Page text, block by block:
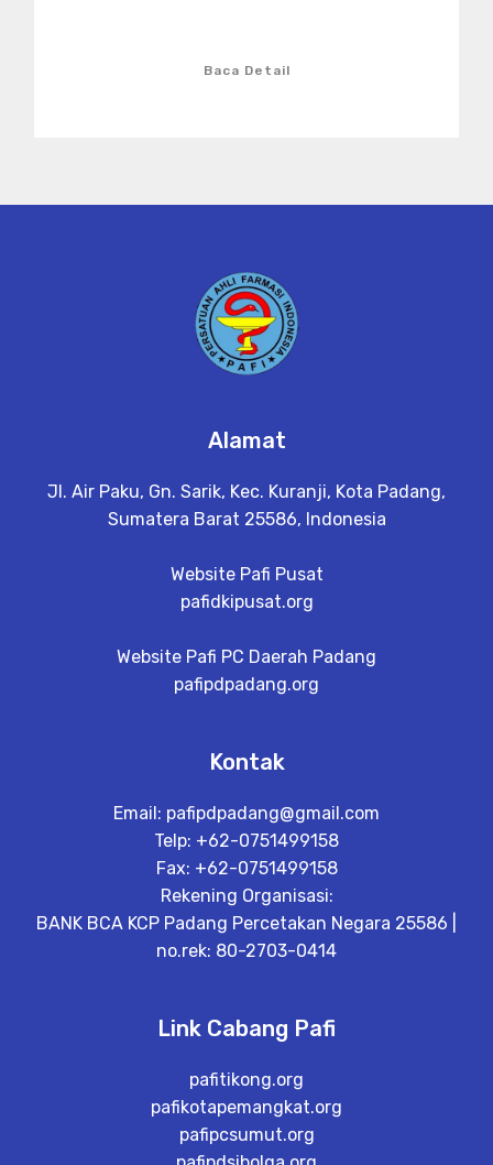
Baca Detail
Alamat
Jl. Air Paku, Gn. Sarik, Kec. Kuranji, Kota Padang,
Sumatera Barat 25586, Indonesia
Website Pafi Pusat
pafidkipusat.org
Website Pafi PC Daerah Padang
pafipdpadang.org
Kontak
Email: pafipdpadang@gmail.com
Telp: +62-0751499158
Fax: +62-0751499158
Rekening Organisasi:
BANK BCA KCP Padang Percetakan Negara 25586 |
no.rek: 80-2703-0414
Link Cabang Pafi
pafitikong.org
pafikotapemangkat.org
pafipcsumut.org